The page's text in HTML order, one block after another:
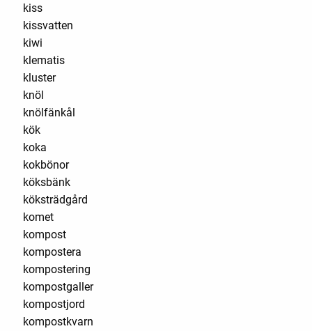
kiss
kissvatten
kiwi
klematis
kluster
knöl
knölfänkål
kök
koka
kokbönor
köksbänk
köksträdgård
komet
kompost
kompostera
kompostering
kompostgaller
kompostjord
kompostkvarn